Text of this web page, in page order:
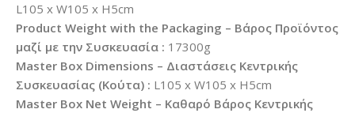
L105 x W105 x H5cm
Product Weight with the Packaging – Βάρος Προϊόντος
μαζί με την Συσκευασία : 17300g
Master Box Dimensions – Διαστάσεις Κεντρικής
Συσκευασίας (Κούτα) : L105 x W105 x H5cm
Master Box Net Weight – Καθαρό Βάρος Κεντρικής